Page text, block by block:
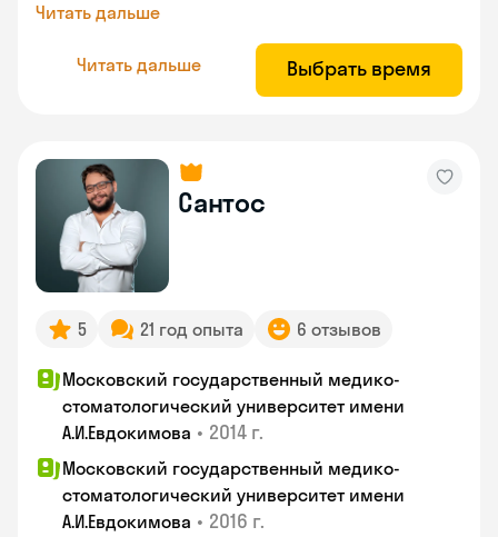
Читать дальше
Читать дальше Выбрать время
Сантос
5 21 год опыта 6 отзывов
Московский государственный медико-
стоматологический университет имени
А.И.Евдокимова • 2014 г.
Московский государственный медико-
стоматологический университет имени
А.И.Евдокимова • 2016 г.